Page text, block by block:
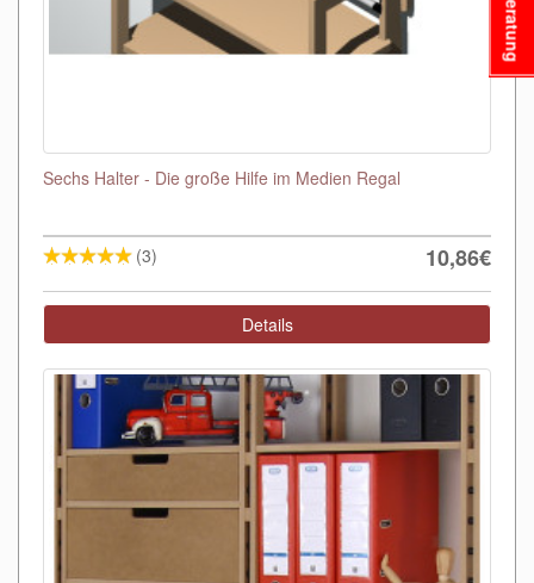
Sechs Halter - Die große Hilfe im Medien Regal
(3) 10,86€
Details
Beratung